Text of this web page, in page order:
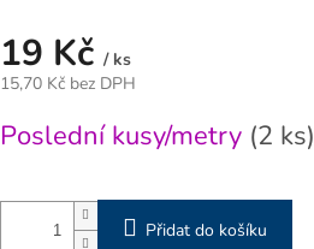
19 Kč / ks
15,70 Kč bez DPH
cena:
Poslední kusy/metry (2 ks)
Přidat do košíku